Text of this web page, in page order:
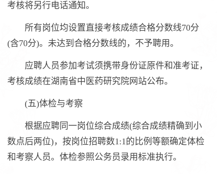
考核将另行电话通知。
所有岗位均设置直接考核成绩合格分数线70分
(含70分)。未达到合格分数线的，不予聘用。
应聘人员参加考试须携带身份证原件和准考证，
考核成绩在湖南省中医药研究院网站公布。
(五)体检与考察
根据应聘同一岗位综合成绩(综合成绩精确到小
数点后两位)，按岗位招聘数1:1的比例等额确定体检
和考察人员。体检参照公务员录用标准执行。